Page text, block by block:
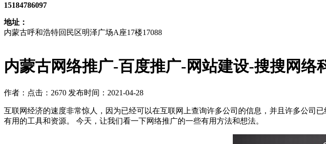
内蒙古网络推广-百度推广-网站建设-搜搜网络
作者： 点击：2670 发布时间：2021-04-28
互联网经济的速度非常惊人，因为已经可以在互联网上查询许多公司的信息，并且许多公司
有用的工具和资源。 今天，让我们看一下网络推广的一些有用方法和想法。
15184786097
地址：
内蒙古呼和浩特回民区明泽广场A座17楼17088